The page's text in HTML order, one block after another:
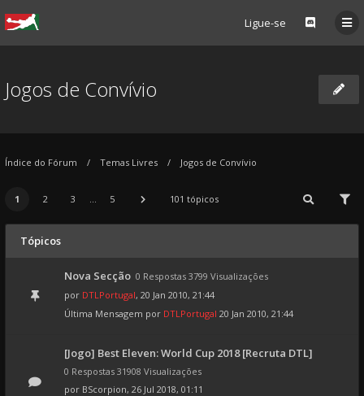
Ligue-se
Jogos de Convívio
Índice do Fórum Temas Livres Jogos de Convívio
1 2 3 ... 5 101 tópicos
Tópicos
Nova Secção 0 Respostas 3799 Visualizações
por DTLPortugal, 20 Jan 2010, 21:44
Última Mensagem por DTLPortugal 20 Jan 2010, 21:44
[Jogo] Best Eleven: World Cup 2018 [Recruta DTL]
0 Respostas 31908 Visualizações
por BScorpion, 26 Jul 2018, 01:11